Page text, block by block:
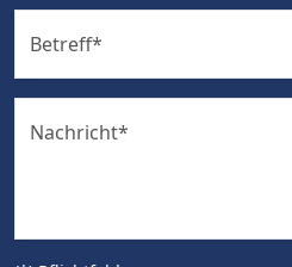
Betreff*
Nachricht*